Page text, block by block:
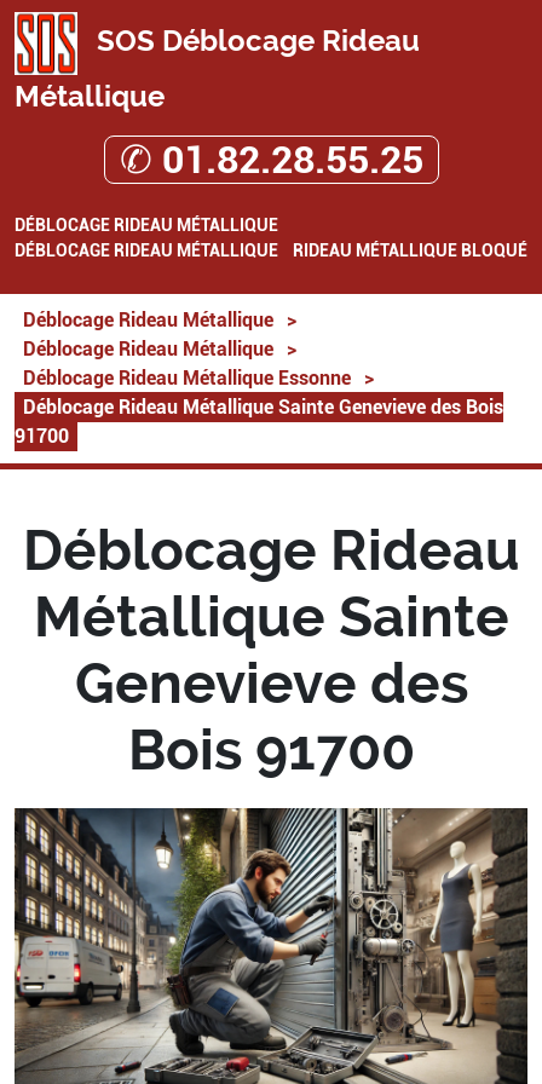
SOS Déblocage Rideau
Métallique
✆ 01.82.28.55.25
DÉBLOCAGE RIDEAU MÉTALLIQUE
DÉBLOCAGE RIDEAU MÉTALLIQUE
RIDEAU MÉTALLIQUE BLOQUÉ
Déblocage Rideau Métallique
>
Déblocage Rideau Métallique
>
Déblocage Rideau Métallique Essonne
>
Déblocage Rideau Métallique Sainte Genevieve des Bois
91700
Déblocage Rideau
Métallique Sainte
Genevieve des
Bois 91700